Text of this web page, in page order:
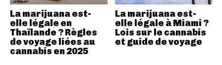
La marijuana est-
elle légale en
Thaïlande ? Règles
de voyage liées au
cannabis en 2025
La marijuana est-
elle légale à Miami ?
Lois sur le cannabis
et guide de voyage